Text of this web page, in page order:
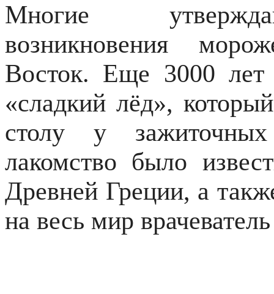
Многие
возникновения
Восток. Еще 3000 лет
«сладкий лёд»,
столу у
лакомство было
Древней Греции, а
на весь мир